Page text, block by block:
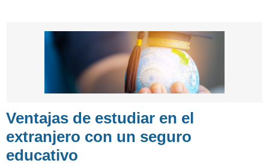
Ventajas de estudiar en el
extranjero con un seguro
educativo